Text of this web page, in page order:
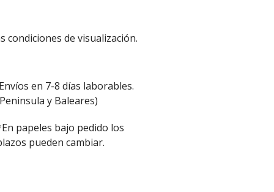
condiciones de visualización.
en 7-8 días laborables.
y Baleares)
papeles bajo pedido los
pueden cambiar.